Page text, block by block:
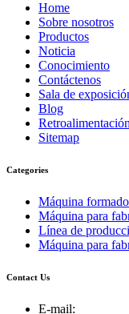
Home
Sobre nosotros
Productos
Noticia
Conocimiento
Contáctenos
Sala de
Blog
Sitemap
Categories
Máquina
Máquina para
Línea de
Máquina para
Contact Us
E-mail: